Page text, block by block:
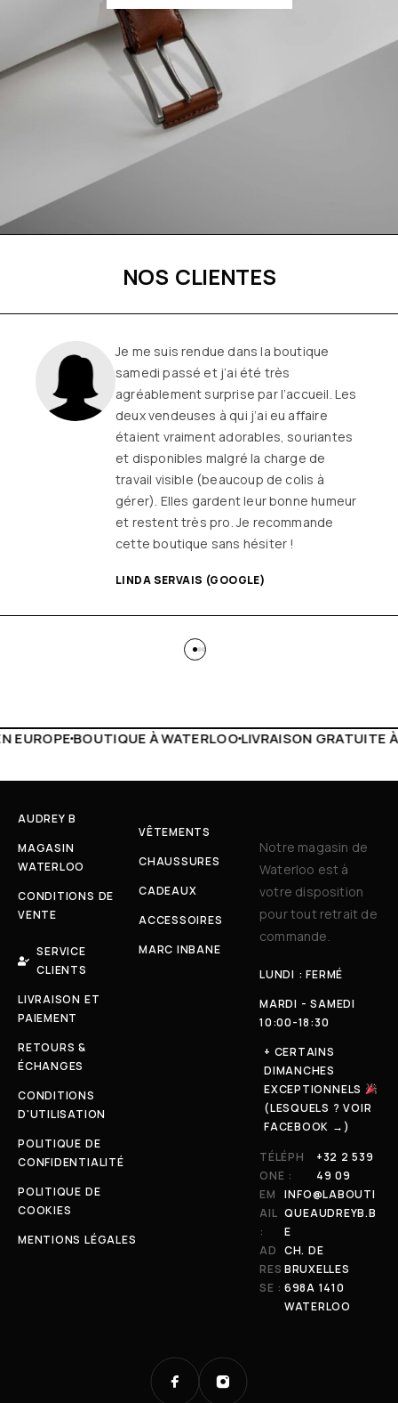
NOS CLIENTES
Une boutique familiale, à l’écoute et
remplie de joie de vivre
Les
vêtements sont de qualité, tendances
et originaux pour différentes
morphologies
et ça fait très
longtemps que j’y vais (depuis le début
ou quasiment) J’adore y faire un tour et
on ne sort jamais (ou presque) sans rien
LIVRAISON GRATUITE À PARTIR DE 150€LIVE
AUDREY B
MAGASIN
WATERLOO
CONDITIONS DE
VENTE
SERVICE
CLIENTS
LIVRAISON ET
PAIEMENT
RETOURS &
ÉCHANGES
CONDITIONS
D'UTILISATION
POLITIQUE DE
CONFIDENTIALITÉ
POLITIQUE DE
COOKIES
MENTIONS LÉGALES
VÊTEMENTS
CHAUSSURES
CADEAUX
ACCESSOIRES
MARC INBANE
Notre magasin de
Waterloo est à
votre disposition
pour tout retrait de
commande.
LUNDI : FERMÉ
MARDI - SAMEDI
10:00-18:30
+ CERTAINS
DIMANCHES
EXCEPTIONNELS
(LESQUELS ? VOIR
FACEBOOK →)
TÉLÉPH
ONE :
+32 2 539
49 09
EM
AIL
:
INFO@LABOUTI
QUEAUDREYB.B
E
AD
RES
SE :
CH. DE
BRUXELLES
698A 1410
WATERLOO